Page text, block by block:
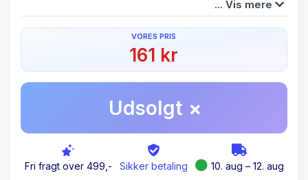
Oliver Zahle er ikke alene. Omkring hver tredje
dansker snorker. For mange er det en natlig
irritation, for andre en skilsmisseårsag. For
nogle er det livsfarligt, og for de fleste er det et
tabu.
Men hvorfor er snorken egentlig forbundet med
tabu? Hvorfor sover vi ikke bare hver for sig,
hvis vi vækker hinanden? Oliver Zahle opsøger
folk, der på forskellig måde har problemet inde
... Vis mere
VORES PRIS
161 kr
Udsolgt
Fri fragt over 499,- Sikker betaling 10. aug – 12. aug